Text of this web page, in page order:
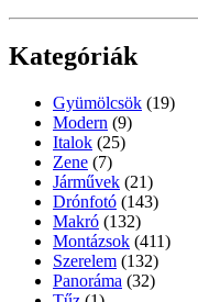
Kategóriák
Gyümölcsök (19)
Modern (9)
Italok (25)
Zene (7)
Járművek (21)
Drónfotó (143)
Makró (132)
Montázsok (411)
Szerelem (132)
Panoráma (32)